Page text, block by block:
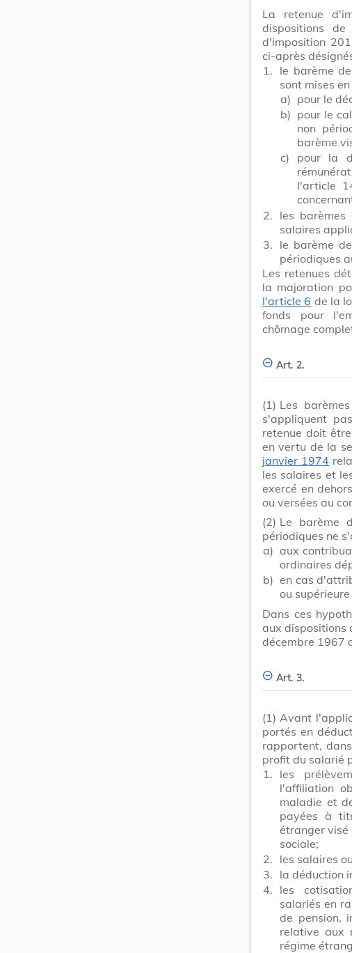
La retenue
dispositions
d'imposition
ci-après
1. le barème
sont mises
a) pour le
b) pour le
non
barème
c)
pour la
l'article
2. les barèmes
salaires
3. le barème
périodiques
Les retenues
la majoration
l'article 6 de la
fonds pour
chômage
Art. 2.
(1) Les
s'appliquent
retenue doit
en vertu de la
janvier 1974
les salaires et
exercé en
ou versées au
(2) Le barème
périodiques ne
a) aux
ordinaires
b) en cas
ou
Dans ces
aux dispositions
décembre 1967
Art. 3.
(1) Avant
portés en
rapportent,
profit du salarié
1. les
l'affiliation
maladie et
payées à
étranger
sociale;
2. les salaires
3. la déduction
4. les
salariés en
de pension,
relative aux
régime